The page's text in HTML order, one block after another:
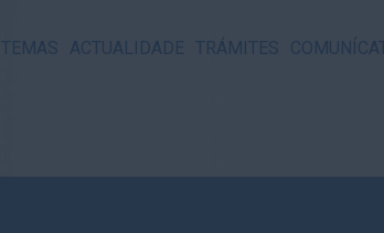
TEMAS ACTUALIDADE TRÁMITES